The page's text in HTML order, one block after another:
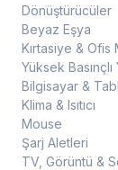
Dönüştürücüler
Beyaz Eşya
Kırtasiye & Ofis
Yüksek
Bilgisayar &
Klima & Isıtıcı
Mouse
Şarj Aletleri
TV, Görüntü &